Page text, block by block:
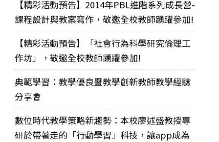
【精彩活動預告】2014年PBL進階系列成長營-
課程設計與教案寫作，敬邀全校教師踴躍參加!
【精彩活動預告】「社會行為科學研究倫理工
作坊」，敬邀全校教師踴躍參加!
典範學習：教學優良暨教學創新教師教學經驗
分享會
數位時代教學策略新趨勢：本校廖述盛教授專
研於帶著走的「行動學習」科技，讓app成為